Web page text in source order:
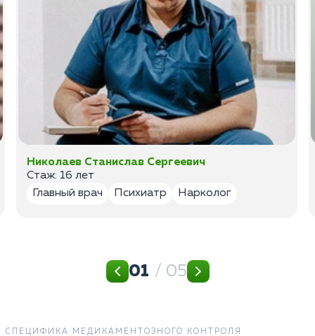
Николаев Станислав Сергеевич
Стаж: 16 лет
Главный врач
Психиатр Нарколог
01 / 05
СПЕЦИФИКА МЕДИКАМЕНТОЗНОГО КОНТРОЛЯ